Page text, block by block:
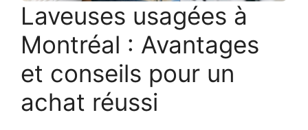
Laveuses usagées à
Montréal : Avantages
et conseils pour un
achat réussi